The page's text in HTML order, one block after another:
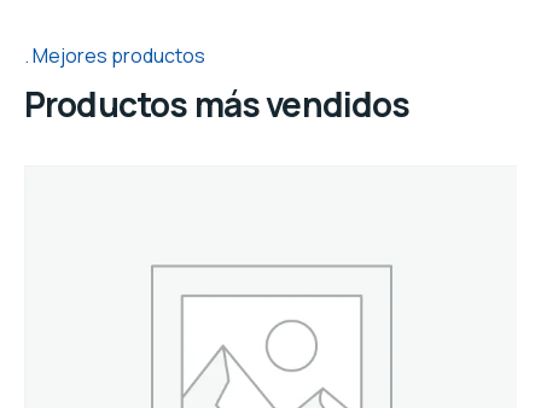
Mejores productos
Productos más vendidos